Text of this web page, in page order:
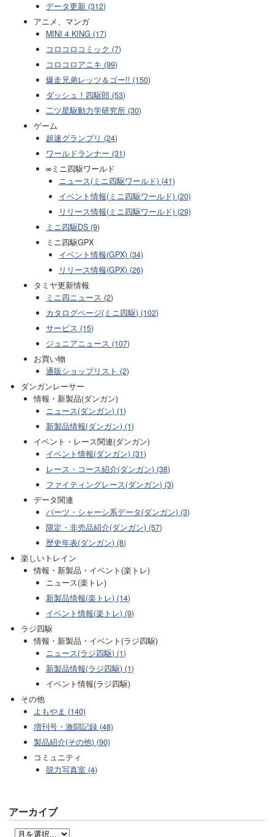
データ更新 (312)
アニメ、マンガ
MINI 4 KING (17)
コロコロコミック (7)
コロコロアニキ (99)
爆走兄弟レッツ＆ゴー!! (150)
ダッシュ！四駆郎 (53)
二ツ星駆動力学研究所 (30)
ゲーム
超速グランプリ (24)
ワールドランナー (31)
∞ミニ四駆ワールド
ニュース(ミニ四駆ワールド) (41)
イベント情報(ミニ四駆ワールド) (20)
リリース情報(ミニ四駆ワールド) (29)
ミニ四駆DS (9)
ミニ四駆GPX
イベント情報(GPX) (34)
リリース情報(GPX) (26)
タミヤ更新情報
ミニ四ニュース (2)
カタログページ(ミニ四駆) (102)
サービス (15)
ジュニアニュース (107)
お買い物
通販ショップリスト (2)
ダンガンレーサー
情報・新製品(ダンガン)
ニュース(ダンガン) (1)
新製品情報(ダンガン) (1)
イベント・レース関連(ダンガン)
イベント情報(ダンガン) (31)
レース・コース紹介(ダンガン) (38)
ファイティングレース(ダンガン) (3)
データ関連
パーツ・シャーシ系データ(ダンガン) (3)
限定・非売品紹介(ダンガン) (57)
歴史年表(ダンガン) (8)
楽しいトレイン
情報・新製品・イベント(楽トレ)
ニュース(楽トレ)
新製品情報(楽トレ) (14)
イベント情報(楽トレ) (9)
ラジ四駆
情報・新製品・イベント(ラジ四駆)
ニュース(ラジ四駆) (1)
新製品情報(ラジ四駆) (1)
イベント情報(ラジ四駆)
その他
よもやま (140)
増刊号・激闘記録 (48)
製品紹介(その他) (90)
コミュニティ
脱力写真室 (4)
アーカイブ